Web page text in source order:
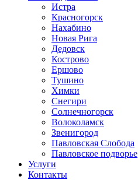
Истра
Красногорск
Нахабино
Новая Рига
Дедовск
Кострово
Ершово
Тушино
Химки
Снегири
Солнечногорск
Волоколамск
Звенигород
Павловская Слобода
Павловское подворье
Услуги
Контакты